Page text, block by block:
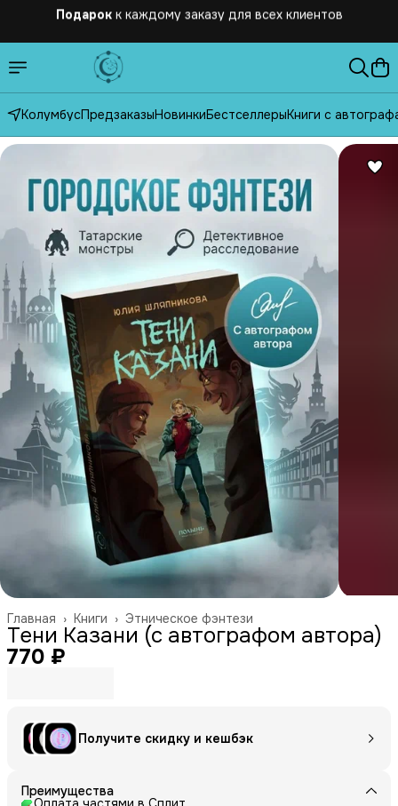
КолумбусПредзаказыНовинкиБестселлерыКниги с
Этническое фэнтези
Книги ›
Главная ›
Тени Казани (с автографом автора)
770 ₽
Получите скидку и кешбэк
Преимущества